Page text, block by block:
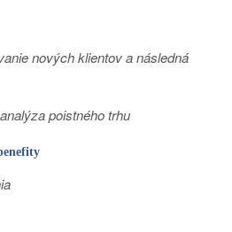
nových klientov a následná
poistného trhu